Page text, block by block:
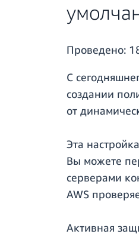
Проведено:
С
создании
от
Эта
Вы можете
серверами
AWS
Активная